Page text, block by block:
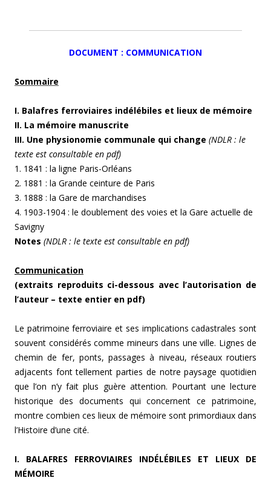
DOCUMENT : COMMUNICATION
Sommaire
I. Balafres ferroviaires indélébiles et lieux de mémoire
II. La mémoire manuscrite
III. Une physionomie communale qui change (NDLR : le
texte est consultable en pdf)
1. 1841 : la ligne Paris-Orléans
2. 1881 : la Grande ceinture de Paris
3. 1888 : la Gare de marchandises
4. 1903-1904 : le doublement des voies et la Gare actuelle de
Savigny
Notes (NDLR : le texte est consultable en pdf)
Communication
(extraits reproduits ci-dessous avec l’autorisation de
l’auteur – texte entier en pdf)
Le patrimoine ferroviaire et ses implications cadastrales sont
souvent considérés comme mineurs dans une ville. Lignes de
chemin de fer, ponts, passages à niveau, réseaux routiers
adjacents font tellement parties de notre paysage quotidien
que l’on n’y fait plus guère attention. Pourtant une lecture
historique des documents qui concernent ce patrimoine,
montre combien ces lieux de mémoire sont primordiaux dans
l’Histoire d’une cité.
I. BALAFRES FERROVIAIRES INDÉLÉBILES ET LIEUX DE
MÉMOIRE